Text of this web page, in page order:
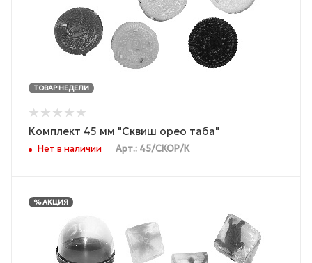
ТОВАР НЕДЕЛИ
Комплект 45 мм "Сквиш орео таба"
Нет в наличии Арт.: 45/СКОР/К
% АКЦИЯ